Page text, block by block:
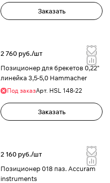
Заказать
2 760 руб./шт
Позиционер для брекетов 0,22"
линейка 3,5-5,0 Hammacher
Под заказАрт. HSL 148-22
Заказать
2 160 руб./шт
Позиционер 018 паз. Accuram
instruments